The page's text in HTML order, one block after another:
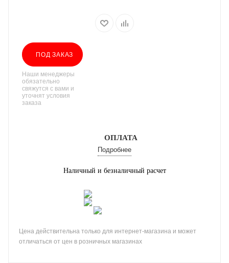
ПОД ЗАКАЗ
Наши менеджеры
обязательно
свяжутся с вами и
уточнят условия
заказа
ОПЛАТА
Подробнее
Наличный и безналичный расчет
Цена действительна только для интернет-магазина и может
отличаться от цен в розничных магазинах